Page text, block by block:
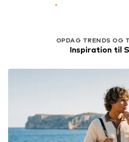
OPDAG TRENDS OG
Inspiration til